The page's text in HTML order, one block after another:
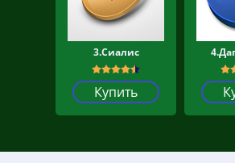
3.Сиалис
Купить